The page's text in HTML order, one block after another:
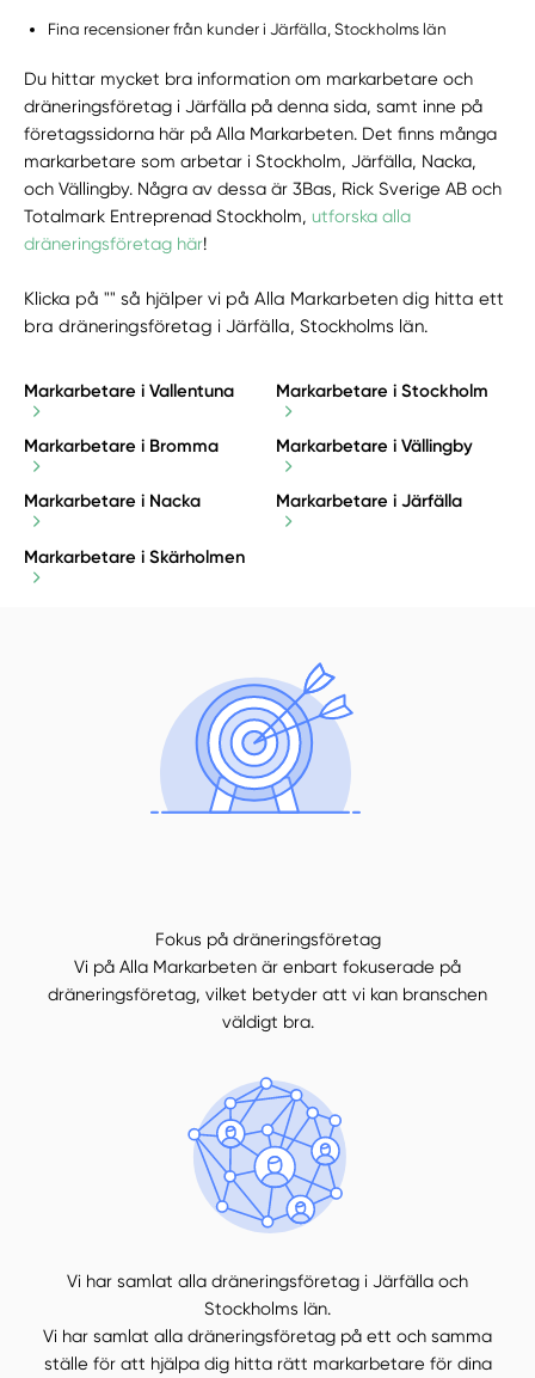
Fina recensioner från kunder i Järfälla, Stockholms län
Du hittar mycket bra information om markarbetare och
dräneringsföretag i Järfälla på denna sida, samt inne på
företagssidorna här på Alla Markarbeten. Det finns många
markarbetare som arbetar i Stockholm, Järfälla, Nacka,
och Vällingby. Några av dessa är 3Bas, Rick Sverige AB och
Totalmark Entreprenad Stockholm,utforska alla
dräneringsföretag här!
Klicka på "" så hjälper vi på Alla Markarbeten dig hitta ett
bra dräneringsföretag i Järfälla, Stockholms län.
Markarbetare i Vallentuna Markarbetare i Stockholm
Markarbetare i Bromma Markarbetare i Vällingby
Markarbetare i Nacka Markarbetare i Järfälla
Markarbetare i Skärholmen
Fokus på dräneringsföretag
Vi på Alla Markarbeten är enbart fokuserade på
dräneringsföretag, vilket betyder att vi kan branschen
väldigt bra.
Vi har samlat alla dräneringsföretag i Järfälla och
Stockholms län.
Vi har samlat alla dräneringsföretag på ett och samma
ställe för att hjälpa dig hitta rätt markarbetare för dina